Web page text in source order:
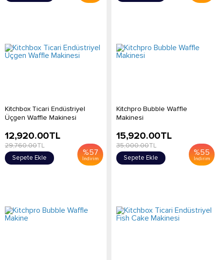
Kitchbox Ticari Endüstriyel
Üçgen Waffle Makinesi
%57
İndirim
12,920.00TL
29,760.00TL
Sepete Ekle
Kitchpro Bubble Waffle
Makinesi
%55
İndirim
15,920.00TL
35,000.00TL
Sepete Ekle